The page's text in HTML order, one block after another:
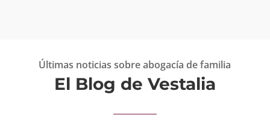
Últimas noticias sobre abogacía de familia
El Blog de Vestalia